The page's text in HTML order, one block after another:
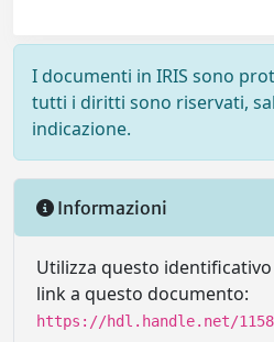
I documenti in IRIS sono
tutti i diritti sono riservati,
indicazione.
Informazioni
Utilizza questo
link a questo documento:
https://hdl.handle.net/